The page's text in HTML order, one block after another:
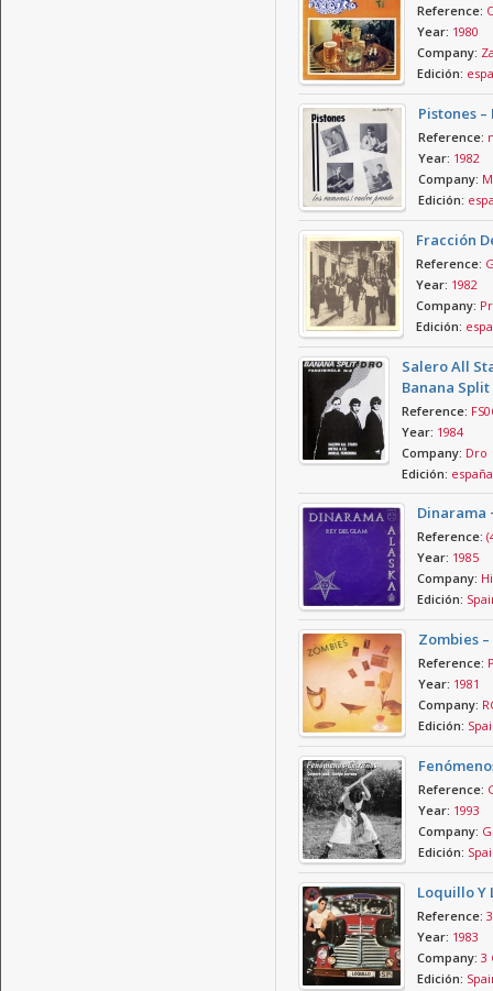
Reference:
Year: 1980
Company:
Edición:
Pistones
Reference:
Year: 1982
Company:
Edición:
Fracción
Reference:
Year: 1982
Company:
Edición:
Salero All
Banana Split
Reference:
Year: 1984
Company: Dro
Edición: españa
Dinarama
Reference:
Year: 1985
Company:
Edición:
Zombies
Reference:
Year: 1981
Company:
Edición:
Reference:
Year: 1993
Company:
Edición:
Loquillo Y
Reference:
Year: 1983
Company: 3
Edición: